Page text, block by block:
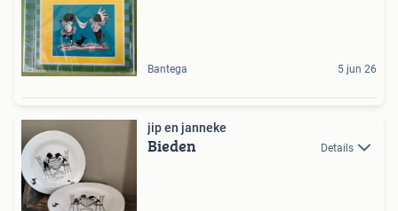
Bantega 5 jun 26
jip en janneke
Bieden Details